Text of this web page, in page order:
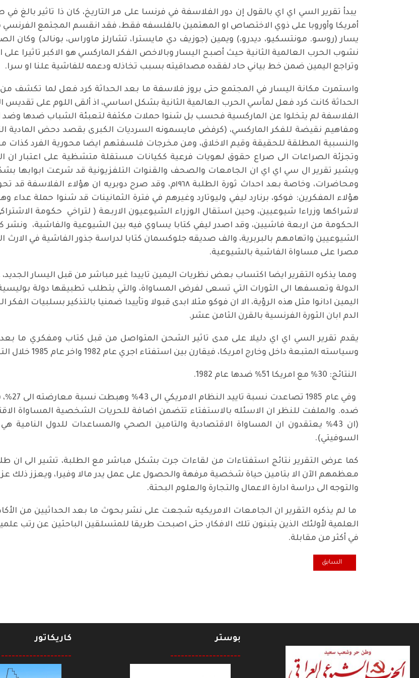
يبدأ تقرير السي اي اي بالقول إن دور الفلاسفة في فرنسا على مر التاريخ، كان ذا تاثير بالغ
أمريكا وأوروبا على ذوي الاختصاص او المهتمين بالفلسفه فقط، فقد انقسم المجتمع
يسار (روسو. مونتسكيو، ديدرو،) ويمين (جوزيف دي مايسترا، تشارلز ماوراس، بونالد) وكان
نشوب الحرب العالمية الثانية حيث أصبح اليسار وبالاخص الفكر الماركسي هو الاكبر تاثيرا على
وتراجع اليمين ضمن خط بياني حاد لفقده مصداقيته بسبب تخاذله ودعمه للفاشية علنا او سرا.
واستمرت مكانة اليسار في المجتمع حتى بروز فلاسفة ما بعد الحداثة كرد فعل لما تكشف من
الحداثة كانت كرد فعل لمآسي الحرب العالمية الثانية بشكل اساسي، اذ ألقى اللوم على تقديس
الفلاسفة لم يتخلوا عن الماركسية فحسب بل شنوا حملات مكثفة لتعبئة الشباب ضدها وضد
ومفاهيم نقيضة للفكر الماركسي، (كرفض مايسمونه السرديات الكبرى بقصد دحض المادية
والنسبية المطلقة للحقيقة وقيم الاخلاق، ومن مخرجات فلسفتهم ايضا محورية الفرد كذات
وتجزئة الصراعات الى صراع حقوق لهويات فرعية ككيانات مستقلة متشظية على اعتبار
ويشير تقرير ال سي اي اي ان الجامعات والصحف والقنوات التلفزيونية قد شرعت ابوابها
ومحاضرات، وخاصة بعد احداث ثورة الطلبة ١٩٦٨م، وقد صرح دوبريه
هؤلاء المفكرين: فوكو، برنارد ليفي وليوتارد وغيرهم في فترة الثمانينات قد شنوا حملة
لاشراكها وزراءا شيوعيين، وحين استقال الوزراء الشيوعيون الاربعة ( لتراخي حكومة
الحكومة من اربعة فاشيين، وقد اصدر ليفي كتابا يساوي فيه بين الشيوعية والفاشية، ونشر
الشيوعيين واتهامهم بالبربرية، والف صديقه جلوكسمان كتابا لدراسة جذور الفاشية في الارث
مصرا على مساواة الفاشية بالشيوعية.
ومما يذكره التقرير ايضا اكتساب بعض نظريات اليمين تاييدا غير مباشر من قبل اليسار
الدولة وتعسفها الى الثورات التي تسعى لفرض المساواة، والتي يتطلب تطبيقها دولة
اليمين ادانوا مثل هذه الرؤية، الا ان فوكو مثلا ابدى قبولا وتأييدا ضمنيا بالتذكير بسلبيات الفكر
الدم ابان الثورة الفرنسية بالقرن الثامن عشر.
يقدم تقرير السي اي اي دليلا على مدى تاثير الشحن المتواصل من قبل كتاب ومفكري ما بعد
وسياسته المتبعة داخل وخارج امريكا، فيقارن بين استفتاء اجري عام 1982 واخر عام 1985 خلال التحضير لقمة ريغان وغورباتشوف
النتائج: 30% مع امريكا 51% ضدها عام 1982.
ضده. والملفت للنظر ان الاسئله بالاستفتاء تتضمن اضافة للحريات الشخصية المساواة
(ان 43% يعتقدون ان المساواة الاقتصادية والتامين الصحي والمساعدات للدول
السوفيتي).
كما عرض التقرير نتائج استفتاءات من لقاءات جرت بشكل مباشر مع الطلبة، تشير الى ان
معظمهم الآن الا بتامين حياة شخصية مرفهة والحصول على عمل يدر مالا وفيرا، ويعزز ذلك
والتوجه الى دراسة ادارة الاعمال والتجارة والعلوم البحتة.
ما لم يذكره التقرير ان الجامعات الامريكيه شجعت على نشر بحوث ما بعد الحداثيين من
العلمية لأولئك الذين يتبنون تلك الافكار، حتى اصبحت طريقا للمتسلقين الباحثين عن رتب
في أكثر من مقابلة.
المقال السابق: التيار الديمقراطي .... ذهب مع الريح
السابق
بوستر
--------------------
كاريكاتور
--------------------